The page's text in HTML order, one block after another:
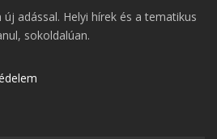
adással. Helyi hírek és a tematikus
sokoldalúan.